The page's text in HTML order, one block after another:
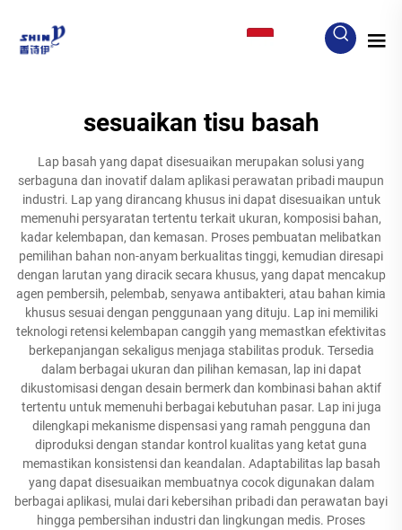
sesuaikan tisu basah
Lap basah yang dapat disesuaikan merupakan solusi yang
serbaguna dan inovatif dalam aplikasi perawatan pribadi maupun
industri. Lap yang dirancang khusus ini dapat disesuaikan untuk
memenuhi persyaratan tertentu terkait ukuran, komposisi bahan,
kadar kelembapan, dan kemasan. Proses pembuatan melibatkan
pemilihan bahan non-anyam berkualitas tinggi, kemudian diresapi
dengan larutan yang diracik secara khusus, yang dapat mencakup
agen pembersih, pelembab, senyawa antibakteri, atau bahan kimia
khusus sesuai dengan penggunaan yang dituju. Lap ini memiliki
teknologi retensi kelembapan canggih yang memastkan efektivitas
berkepanjangan sekaligus menjaga stabilitas produk. Tersedia
dalam berbagai ukuran dan pilihan kemasan, lap ini dapat
dikustomisasi dengan desain bermerk dan kombinasi bahan aktif
tertentu untuk memenuhi berbagai kebutuhan pasar. Lap ini juga
dilengkapi mekanisme dispensasi yang ramah pengguna dan
diproduksi dengan standar kontrol kualitas yang ketat guna
memastikan konsistensi dan keandalan. Adaptabilitas lap basah
yang dapat disesuaikan membuatnya cocok digunakan dalam
berbagai aplikasi, mulai dari kebersihan pribadi dan perawatan bayi
hingga pembersihan industri dan lingkungan medis. Proses